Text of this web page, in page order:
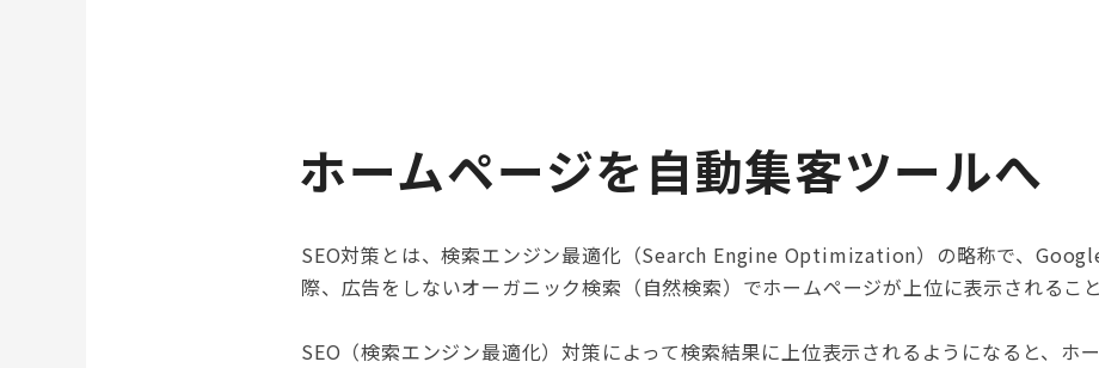
ホームページを自動集客ツールへ
SEO対策とは、検索エンジン最適化（Search Engine Optimization）の略称で、
際、広告をしないオーガニック検索（自然検索）でホームページが上位に表示されるこ
SEO（検索エンジン最適化）対策によって検索結果に上位表示されるようになると、ホ